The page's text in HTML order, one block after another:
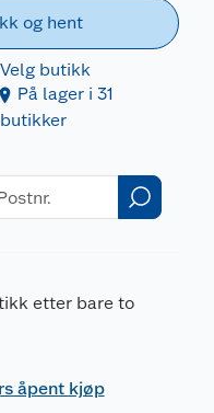
og hent
Velg butikk
På lager i 31
butikker
etter bare to
åpent kjøp